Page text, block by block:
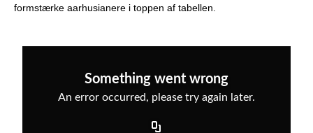
formstærke aarhusianere i toppen af tabellen.